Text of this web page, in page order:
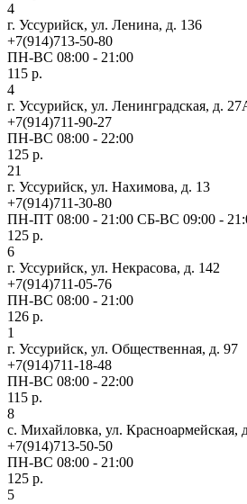
4
г. Уссурийск, ул. Ленина, д. 136
+7(914)713-50-80
ПН-ВС 08:00 - 21:00
115 р.
4
г. Уссурийск, ул. Ленинградская, д.
+7(914)711-90-27
ПН-ВС 08:00 - 22:00
125 р.
21
г. Уссурийск, ул. Нахимова, д. 13
+7(914)711-30-80
ПН-ПТ 08:00 - 21:00 СБ-ВС 09:00 -
125 р.
6
г. Уссурийск, ул. Некрасова, д. 142
+7(914)711-05-76
ПН-ВС 08:00 - 21:00
126 р.
1
г. Уссурийск, ул. Общественная, д. 97
+7(914)711-18-48
ПН-ВС 08:00 - 22:00
115 р.
8
с. Михайловка, ул. Красноармейская,
+7(914)713-50-50
ПН-ВС 08:00 - 21:00
125 р.
5